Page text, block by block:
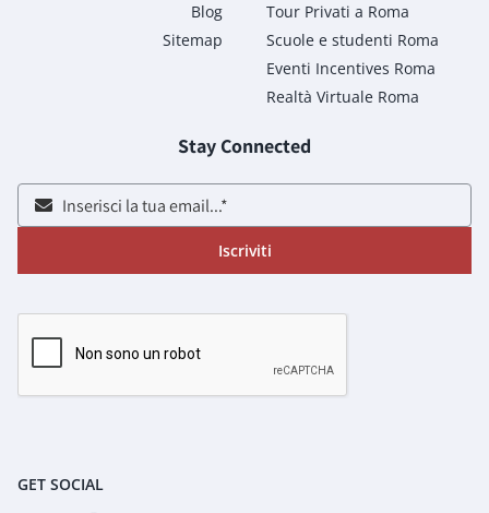
Blog
Sitemap
Tour Privati a Roma
Scuole e studenti Roma
Eventi Incentives Roma
Realtà Virtuale Roma
Stay Connected
Iscriviti
GET SOCIAL